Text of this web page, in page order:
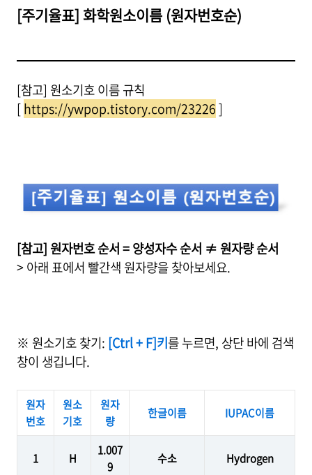
[주기율표] 화학원소이름 (원자번호순)
[참고] 원소기호 이름 규칙
[https://ywpop.tistory.com/23226]
[참고] 원자번호 순서 = 양성자수 순서 ≠ 원자량 순서
> 아래 표에서 빨간색 원자량을 찾아보세요.
※ 원소기호 찾기: [Ctrl + F]키를 누르면, 상단 바에 검색
창이 생깁니다.
원자
번호
원소
기호
원자
량
한글이름 IUPAC이름
1 H
1.007
9
수소 Hydrogen